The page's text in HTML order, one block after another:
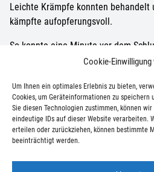
Cookie-
Um Ihnen ein optimales Erlebnis zu bieten,
Cookies, um Geräteinformationen zu speichern
Sie diesen Technologien zustimmen, können
eindeutige IDs auf dieser Website verarbeiten.
erteilen oder zurückziehen, können bestimmte
beeinträchtigt werden.
Leichte Krämpfe konnten behandelt
kämpfte aufopferungsvoll.
So konnte eine Minute vor dem
erzielt werden. Das letzte
Ein wichtiger Erfolg gegen eine
A-Jugend.